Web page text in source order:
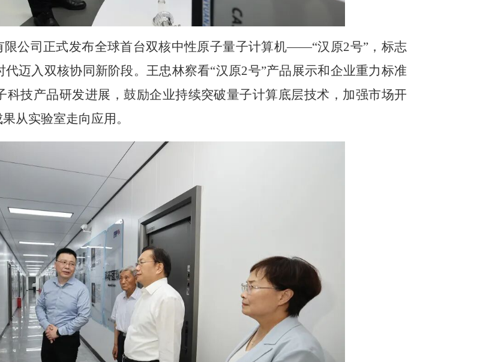
限公司正式发布全球首台双核中性原子量子计算机——“汉原2号”，标志
迈入双核协同新阶段。王忠林察看“汉原2号”产品展示和企业重力标准
科技产品研发进展，鼓励企业持续突破量子计算底层技术，加强市场开
从实验室走向应用。